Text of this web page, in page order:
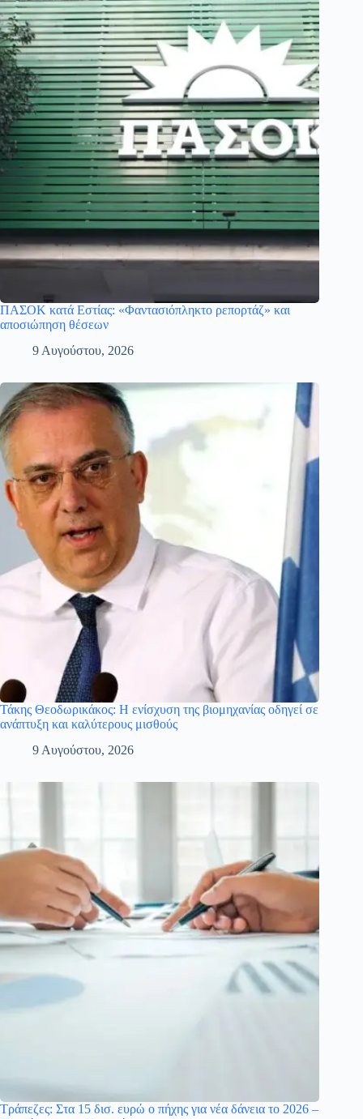
ΠΑΣΟΚ κατά Εστίας: «Φαντασιόπληκτο ρεπορτάζ» και
αποσιώπηση θέσεων
9 Αυγούστου, 2026
Τάκης Θεοδωρικάκος: Η ενίσχυση της βιομηχανίας οδηγεί σε
ανάπτυξη και καλύτερους μισθούς
9 Αυγούστου, 2026
Τράπεζες: Στα 15 δισ. ευρώ ο πήχης για νέα δάνεια το 2026 –